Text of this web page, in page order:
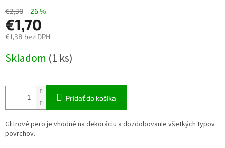
€2,30 –26 %
€1,70
€1,38 bez DPH
cena:
Skladom (1 ks)
Pridať do košíka
Glitrové pero je vhodné na dekoráciu a dozdobovanie všetkých typov
povrchov.